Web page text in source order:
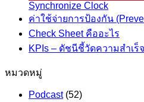
Synchronize Clock
ค่าใช้จ่ายการป้องกัน
Check Sheet คืออะไร
KPIs – ดัชนีชี้วัดความสำเร็
หมวดหมู่
Podcast(52)